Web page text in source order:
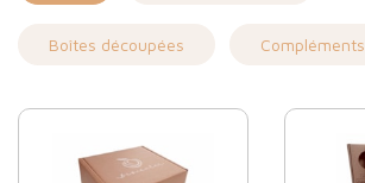
Boîtes découpées Compléments